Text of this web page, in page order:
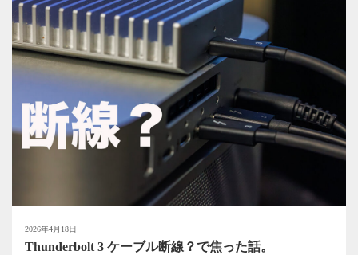
2026年4月18日
Thunderbolt 3 ケーブル断線？で焦った話。